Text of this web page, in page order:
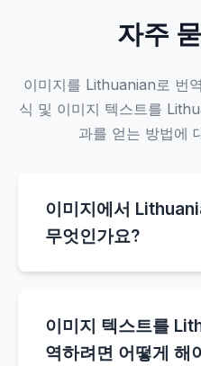
자주
이미지를 Lithuanian로 번
식 및 이미지 텍스트를
과를 얻는 방법에
이미지에서
무엇인가요?
동으로 Lithuanian(으)
다. 사진, 스크린샷, 메
이미지 텍스트를
역하려면 어떻게 해